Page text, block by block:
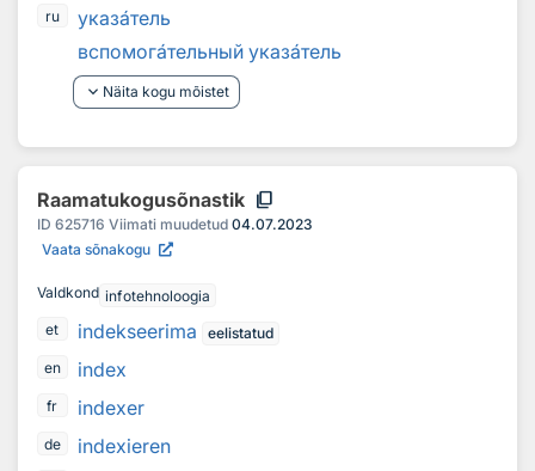
ru указатель
вспомогательный указатель
keyboard_arrow_down Näita kogu mõistet
Raamatukogusõnastik content_copy
ID 625716 Viimati muudetud 04.07.2023
Vaata sõnakogu
Valdkond infotehnoloogia
et
indekseerima
eelistatud
en
index
fr indexer
de indexieren